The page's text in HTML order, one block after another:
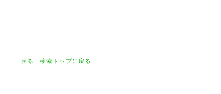
戻る 検索トップに戻る